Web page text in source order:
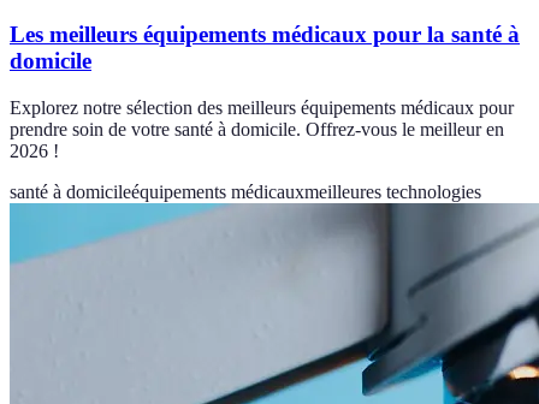
Les meilleurs équipements médicaux pour la santé à
domicile
Explorez notre sélection des meilleurs équipements médicaux pour
prendre soin de votre santé à domicile. Offrez-vous le meilleur en
2026 !
santé à domicileéquipements médicauxmeilleures technologies